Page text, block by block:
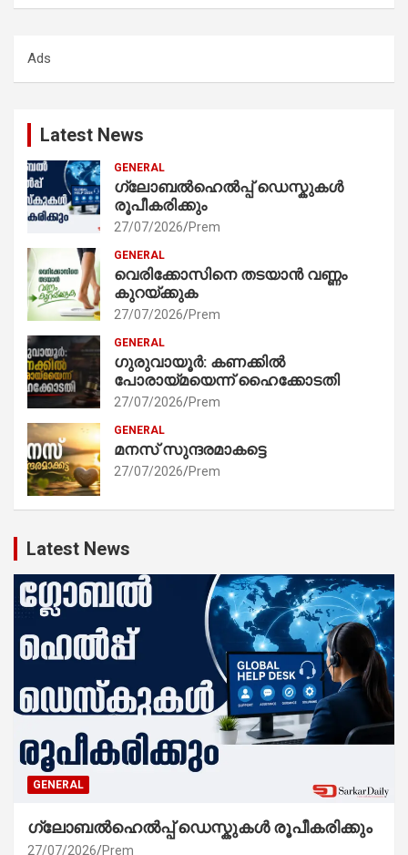
h
Ads
Latest News
GENERAL
ഗ്ലോബൽഹെൽപ്പ് ഡെസ്കുകൾ
രൂപീകരിക്കും
27/07/2026 Prem
GENERAL
വെരിക്കോസിനെ തടയാൻ വണ്ണം
കുറയ്ക്കുക
27/07/2026 Prem
GENERAL
ഗുരുവായൂർ: കണക്കിൽ
പോരായ്മയെന്ന് ഹൈക്കോടതി
27/07/2026 Prem
GENERAL
മനസ് സുന്ദരമാകട്ടെ
27/07/2026 Prem
Latest News
GENERAL
ഗ്ലോബൽഹെൽപ്പ് ഡെസ്കുകൾ രൂപീകരിക്കും
27/07/2026 Prem